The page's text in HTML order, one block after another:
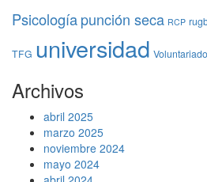
Psicologíapunción seca RCP
TFG universidad Voluntariado
Archivos
abril 2025
marzo 2025
noviembre 2024
mayo 2024